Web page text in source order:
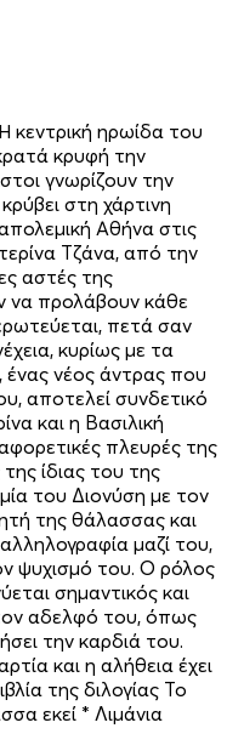
κεντρική ηρωίδα του
κρυφή την
γνωρίζουν την
στη χάρτινη
Αθήνα στις
Τζάνα, από την
αστές της
να προλάβουν κάθε
πετά σαν
κυρίως με τα
νέος άντρας που
αποτελεί συνδετικό
και η Βασιλική
πλευρές της
ίδιας του της
του Διονύση με τον
της θάλασσας και
μαζί του,
ψυχισμό του. Ο ρόλος
σημαντικός και
αδελφό του, όπως
την καρδιά του.
και η αλήθεια έχει
της διλογίας Το
εκεί * Λιμάνια